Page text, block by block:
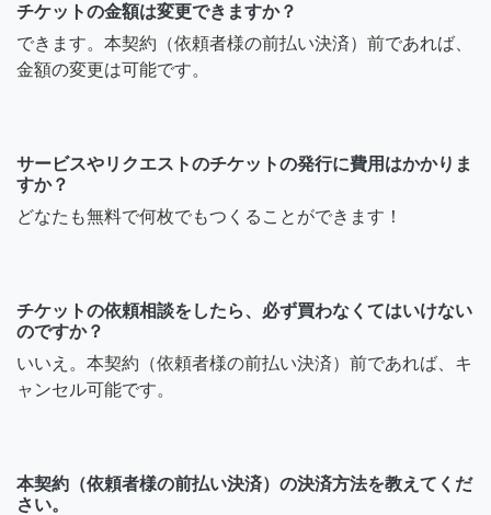
チケットの金額は変更できますか？
できます。本契約（依頼者様の前払い決済）前であれば、
金額の変更は可能です。
サービスやリクエストのチケットの発行に費用はかかりま
すか？
どなたも無料で何枚でもつくることができます！
チケットの依頼相談をしたら、必ず買わなくてはいけない
のですか？
いいえ。本契約（依頼者様の前払い決済）前であれば、キ
ャンセル可能です。
本契約（依頼者様の前払い決済）の決済方法を教えてくだ
さい。